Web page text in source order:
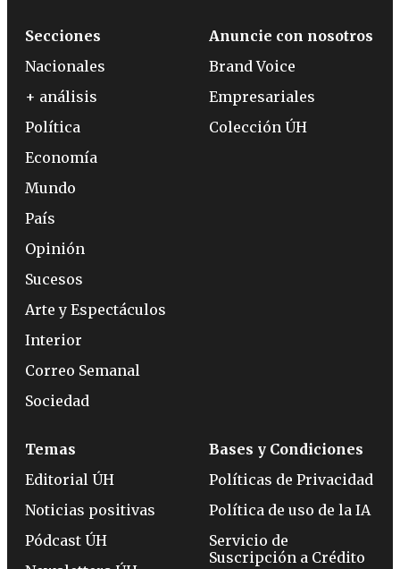
Secciones
Nacionales
+ análisis
Política
Economía
Mundo
País
Opinión
Sucesos
Arte y Espectáculos
Interior
Correo Semanal
Sociedad
Anuncie con nosotros
Brand Voice
Empresariales
Colección ÚH
Temas
Editorial ÚH
Noticias positivas
Pódcast ÚH
Bases y Condiciones
Políticas de Privacidad
Política de uso de la IA
Servicio de
Suscripción a Crédito